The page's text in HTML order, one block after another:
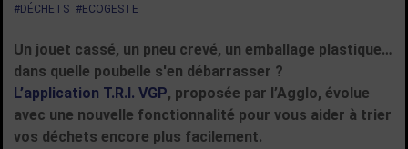
#DÉCHETS #ECOGESTE
Un jouet cassé, un pneu crevé, un emballage plastique…
dans quelle poubelle s'en débarrasser ?
L’application T.R.I. VGP, proposée par l’Agglo, évolue
avec une nouvelle fonctionnalité pour vous aider à trier
vos déchets encore plus facilement.